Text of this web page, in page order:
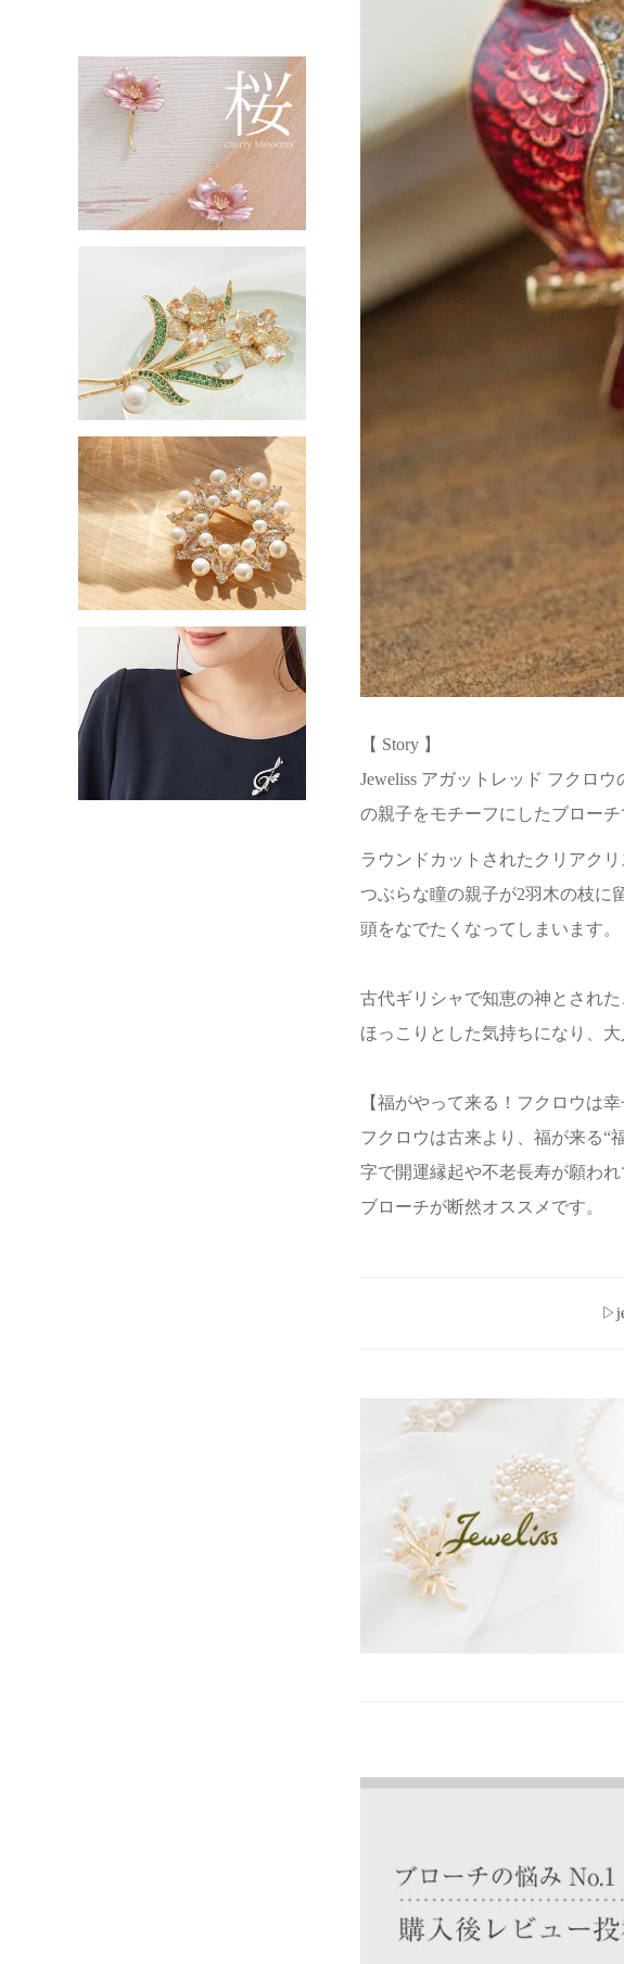
【 Story 】
Jeweliss アガットレッド フクロ
の親子をモチーフにしたブローチ
ラウンドカットされたクリアク
つぶらな瞳の親子が2羽木の枝に
頭をなでたくなってしまいます。
古代ギリシャで知恵の神とされ
ほっこりとした気持ちになり、
【福がやって来る！フクロウは幸
フクロウは古来より、福が来る“
字で開運縁起や不老長寿が願わ
ブローチが断然オススメです。